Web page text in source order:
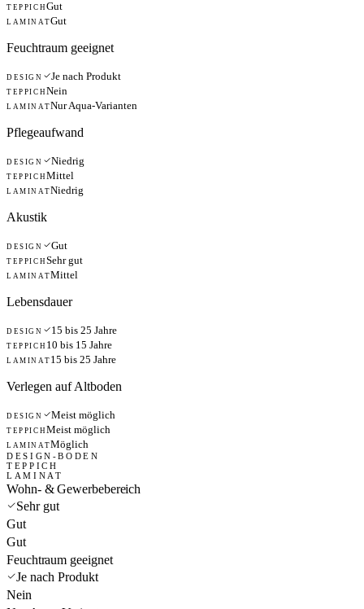
TEPPICHGut
LAMINATGut
Feuchtraum geeignet
DESIGN Je nach Produkt
TEPPICHNein
LAMINATNur Aqua-Varianten
Pflegeaufwand
DESIGN Niedrig
TEPPICHMittel
LAMINATNiedrig
Akustik
DESIGN Gut
TEPPICHSehr gut
LAMINATMittel
Lebensdauer
DESIGN 15 bis 25 Jahre
TEPPICH 10 bis 15 Jahre
LAMINAT 15 bis 25 Jahre
Verlegen auf Altboden
DESIGN Meist möglich
TEPPICHMeist möglich
LAMINATMöglich
DESIGN-BODEN
TEPPICH
LAMINAT
Wohn- & Gewerbebereich
Sehr gut
Gut
Gut
Feuchtraum geeignet
Je nach Produkt
Nein